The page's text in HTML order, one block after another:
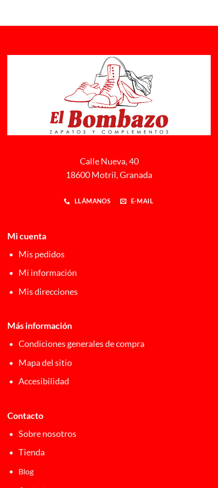
Calle Nueva, 40
18600 Motril, Granada
LLÁMANOS E-MAIL
Mi cuenta
Mis pedidos
Mi información
Mis direcciones
Más información
Condiciones generales de compra
Mapa del sitio
Accesibilidad
Contacto
Sobre nosotros
Tienda
Blog